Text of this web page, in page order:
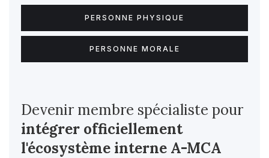
PERSONNE PHYSIQUE
PERSONNE MORALE
Devenir membre spécialiste pour
intégrer officiellement
l'écosystème interne A-MCA